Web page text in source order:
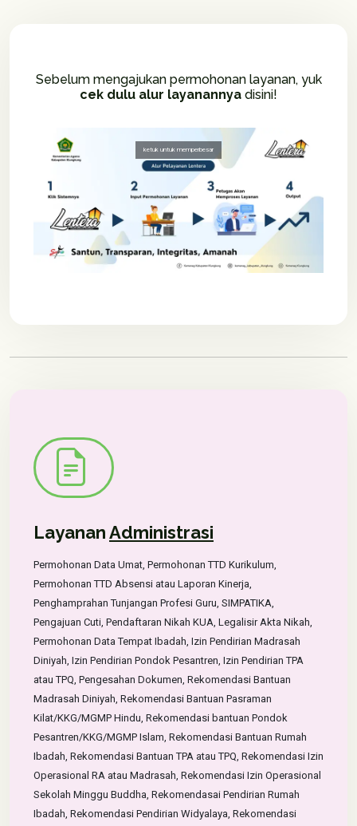
Sebelum mengajukan permohonan layanan, yuk
cek dulu alur layanannya disini!
ketuk untuk memperbesar
LayananAdministrasi
Permohonan Data Umat, Permohonan TTD Kurikulum,
Permohonan TTD Absensi atau Laporan Kinerja,
Penghamprahan Tunjangan Profesi Guru, SIMPATIKA,
Pengajuan Cuti, Pendaftaran Nikah KUA, Legalisir Akta Nikah,
Permohonan Data Tempat Ibadah, Izin Pendirian Madrasah
Diniyah, Izin Pendirian Pondok Pesantren, Izin Pendirian TPA
atau TPQ, Pengesahan Dokumen, Rekomendasi Bantuan
Madrasah Diniyah, Rekomendasi Bantuan Pasraman
Kilat/KKG/MGMP Hindu, Rekomendasi bantuan Pondok
Pesantren/KKG/MGMP Islam, Rekomendasi Bantuan Rumah
Ibadah, Rekomendasi Bantuan TPA atau TPQ, Rekomendasi Izin
Operasional RA atau Madrasah, Rekomendasi Izin Operasional
Sekolah Minggu Buddha, Rekomendasai Pendirian Rumah
Ibadah, Rekomendasi Pendirian Widyalaya, Rekomendasi